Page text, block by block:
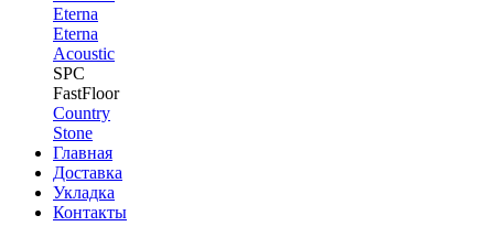
Eterna
Eterna
Acoustic
SPC
FastFloor
Country
Stone
Главная
Доставка
Укладка
Контакты